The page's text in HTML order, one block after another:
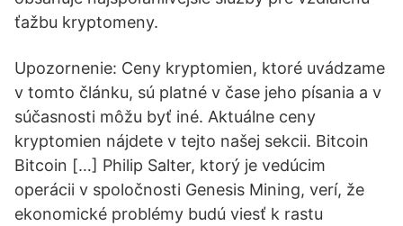
ťažbu kryptomeny.
Upozornenie: Ceny kryptomien, ktoré uvádzame
v tomto článku, sú platné v čase jeho písania a v
súčasnosti môžu byť iné. Aktuálne ceny
kryptomien nájdete v tejto našej sekcii. Bitcoin
Bitcoin […] Philip Salter, ktorý je vedúcim
operácii v spoločnosti Genesis Mining, verí, že
ekonomické problémy budú viesť k rastu